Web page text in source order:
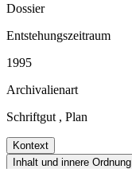
Dossier
Entstehungszeitraum
1995
Archivalienart
Schriftgut , Plan
Kontext
Inhalt und innere Ordnung